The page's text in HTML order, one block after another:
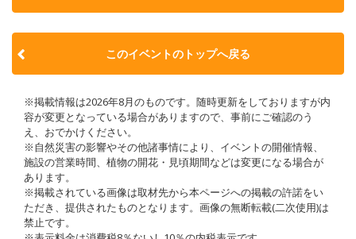
このイベントのトップへ戻る
※掲載情報は2026年8月のものです。随時更新をしておりますが内
容が変更となっている場合がありますので、事前にご確認のう
え、おでかけください。
※自然災害の影響やその他諸事情により、イベントの開催情報、
施設の営業時間、植物の開花・見頃期間などは変更になる場合が
あります。
※掲載されている画像は取材先から本ページへの掲載の許諾をい
ただき、提供されたものとなります。画像の無断転載(二次使用)は
禁止です。